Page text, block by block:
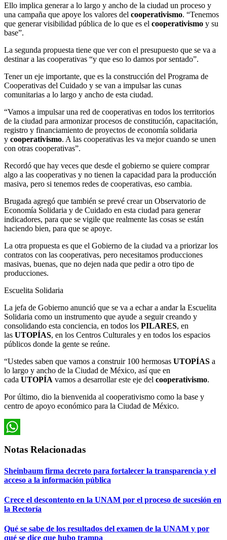
Ello implica generar a lo largo y ancho de la ciudad un proceso y
una campaña que apoye los valores del cooperativismo. “Tenemos
que generar visibilidad pública de lo que es el cooperativismo y su
base”.
La segunda propuesta tiene que ver con el presupuesto que se va a
destinar a las cooperativas “y que eso lo damos por sentado”.
Tener un eje importante, que es la construcción del Programa de
Cooperativas del Cuidado y se van a impulsar las cunas
comunitarias a lo largo y ancho de esta ciudad.
“Vamos a impulsar una red de cooperativas en todos los territorios
de la ciudad para armonizar procesos de constitución, capacitación,
registro y financiamiento de proyectos de economía solidaria
y cooperativismo. A las cooperativas les va mejor cuando se unen
con otras cooperativas”.
Recordó que hay veces que desde el gobierno se quiere comprar
algo a las cooperativas y no tienen la capacidad para la producción
masiva, pero si tenemos redes de cooperativas, eso cambia.
Brugada agregó que también se prevé crear un Observatorio de
Economía Solidaria y de Cuidado en esta ciudad para generar
indicadores, para que se vigile que realmente las cosas se están
haciendo bien, para que se apoye.
La otra propuesta es que el Gobierno de la ciudad va a priorizar los
contratos con las cooperativas, pero necesitamos producciones
masivas, buenas, que no dejen nada que pedir a otro tipo de
producciones.
Escuelita Solidaria
La jefa de Gobierno anunció que se va a echar a andar la Escuelita
Solidaria como un instrumento que ayude a seguir creando y
consolidando esta conciencia, en todos los PILARES, en
las UTOPÍAS, en los Centros Culturales y en todos los espacios
públicos donde la gente se reúne.
“Ustedes saben que vamos a construir 100 hermosas UTOPÍAS a
lo largo y ancho de la Ciudad de México, así que en
cada UTOPÍA vamos a desarrollar este eje del cooperativismo.
Por último, dio la bienvenida al cooperativismo como la base y
centro de apoyo económico para la Ciudad de México.
Notas Relacionadas
Sheinbaum firma decreto para fortalecer la transparencia y el
acceso a la información pública
Crece el descontento en la UNAM por el proceso de sucesión en
la Rectoría
Qué se sabe de los resultados del examen de la UNAM y por
qué se dice que hubo trampa